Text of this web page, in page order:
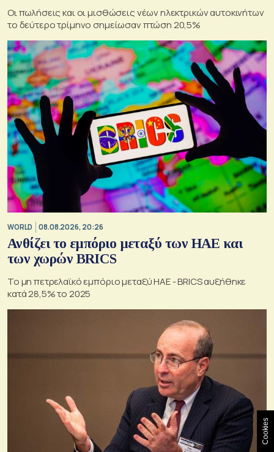
Οι πωλήσεις και οι μισθώσεις νέων ηλεκτρικών αυτοκινήτων
το δεύτερο τρίμηνο σημείωσαν πτώση 20,5%
WORLD 08.08.2026, 20:26
Ανθίζει το εμπόριο μεταξύ των ΗΑΕ και
των χωρών BRICS
Το μη πετρελαϊκό εμπόριο μεταξύ ΗΑΕ - BRICS αυξήθηκε
κατά 28,5% το 2025
Cookies